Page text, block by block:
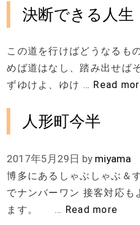
決断できる人
この道を行けばどうなるも
めば道はなし、踏み出せば
ずゆけよ、ゆけ … Read
人形町今半
2017年5月29日 by miyama
博多にあるしゃぶしゃぶ＆
でナンバーワン 接客対応も
ます。 … Read more